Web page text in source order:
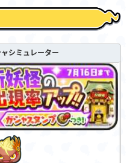
シミュレーター